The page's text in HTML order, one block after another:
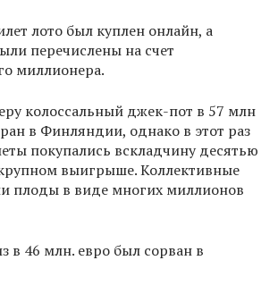
лото был куплен онлайн, а
перечислены на счет
миллионера.
колоссальный джек-пот в 57 млн
в Финляндии, однако в этот раз
покупались вскладчину десятью
выигрыше. Коллективные
плоды в виде многих миллионов
в 46 млн. евро был сорван в